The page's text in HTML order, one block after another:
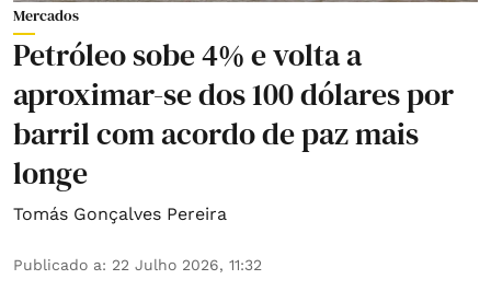
Mercados
Petróleo sobe 4% e volta a
aproximar-se dos 100 dólares por
barril com acordo de paz mais
longe
Tomás Gonçalves Pereira
Publicado a: 22 Julho 2026, 11:32